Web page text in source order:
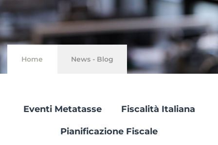
Home News - Blog
Eventi Metatasse Fiscalità Italiana
Pianificazione Fiscale